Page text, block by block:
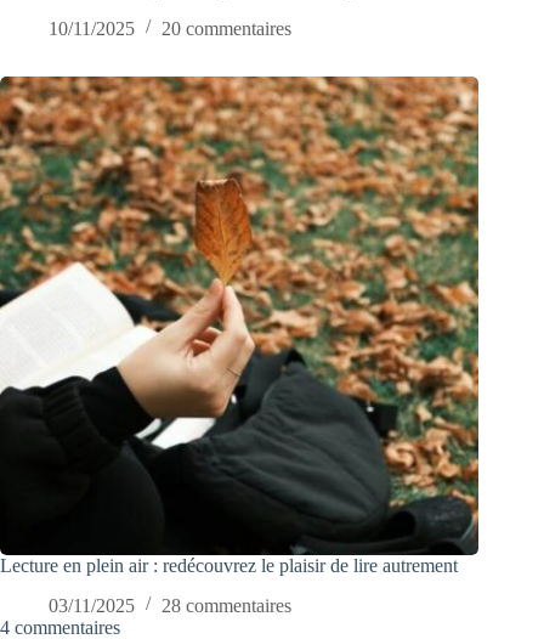
10/11/2025
20 commentaires
Lecture en plein air : redécouvrez le plaisir de lire autrement
03/11/2025
28 commentaires
4 commentaires